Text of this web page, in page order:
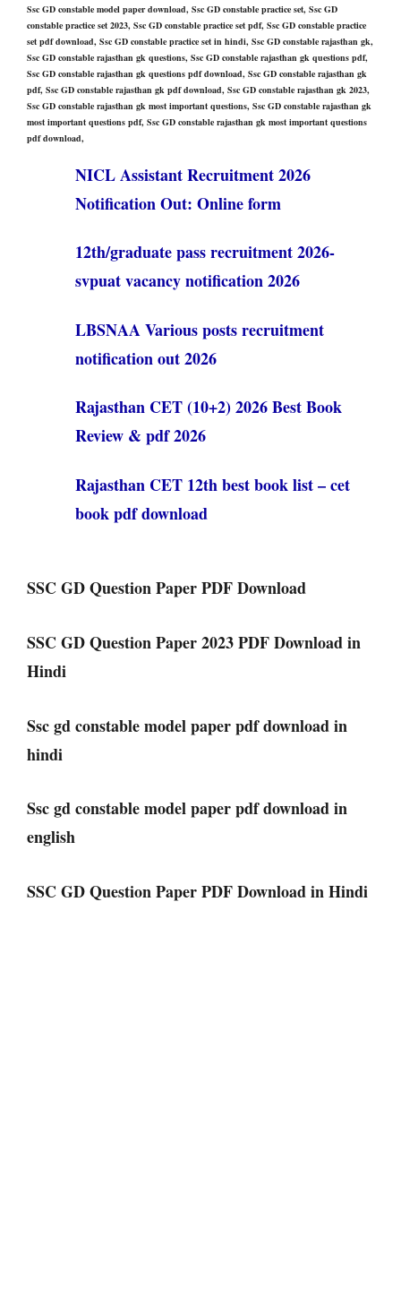
Ssc GD constable model paper download, Ssc GD constable practice set, Ssc GD
constable practice set 2023, Ssc GD constable practice set pdf, Ssc GD constable practice
set pdf download, Ssc GD constable practice set in hindi, Ssc GD constable rajasthan gk,
Ssc GD constable rajasthan gk questions, Ssc GD constable rajasthan gk questions pdf,
Ssc GD constable rajasthan gk questions pdf download, Ssc GD constable rajasthan gk
pdf, Ssc GD constable rajasthan gk pdf download, Ssc GD constable rajasthan gk 2023,
Ssc GD constable rajasthan gk most important questions, Ssc GD constable rajasthan gk
most important questions pdf, Ssc GD constable rajasthan gk most important questions
pdf download,
NICL Assistant Recruitment 2026
Notification Out: Online form
12th/graduate pass recruitment 2026-
svpuat vacancy notification 2026
LBSNAA Various posts recruitment
notification out 2026
Rajasthan CET (10+2) 2026 Best Book
Review & pdf 2026
Rajasthan CET 12th best book list – cet
book pdf download
SSC GD Question Paper PDF Download
SSC GD Question Paper 2023 PDF Download in
Hindi
Ssc gd constable model paper pdf download in
hindi
Ssc gd constable model paper pdf download in
english
SSC GD Question Paper PDF Download in Hindi